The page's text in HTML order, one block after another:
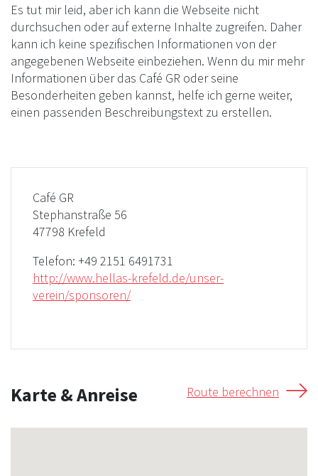
Es tut mir leid, aber ich kann die Webseite nicht
durchsuchen oder auf externe Inhalte zugreifen. Daher
kann ich keine spezifischen Informationen von der
angegebenen Webseite einbeziehen. Wenn du mir mehr
Informationen über das Café GR oder seine
Besonderheiten geben kannst, helfe ich gerne weiter,
einen passenden Beschreibungstext zu erstellen.
Café GR
Stephanstraße 56
47798 Krefeld
Telefon: +49 2151 6491731
http://www.hellas-krefeld.de/unser-
verein/sponsoren/
Karte & Anreise Route berechnen